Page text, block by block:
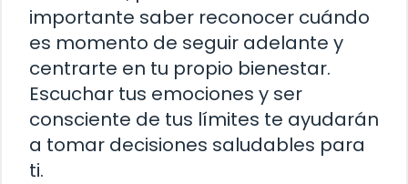
importante saber reconocer cuándo
es momento de seguir adelante y
centrarte en tu propio bienestar.
Escuchar tus emociones y ser
consciente de tus límites te ayudarán
a tomar decisiones saludables para
ti.